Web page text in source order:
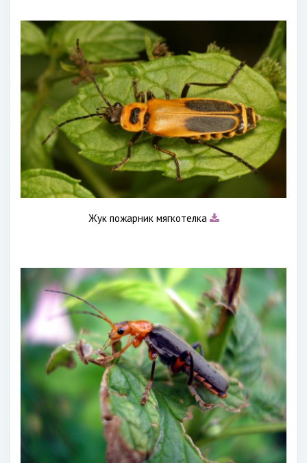
Жук пожарник мягкотелка